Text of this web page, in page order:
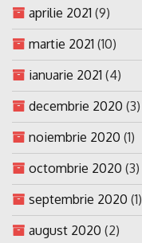
aprilie 2021 (9)
martie 2021 (10)
ianuarie 2021 (4)
decembrie 2020 (3)
noiembrie 2020 (1)
octombrie 2020 (3)
septembrie 2020 (1)
august 2020 (2)